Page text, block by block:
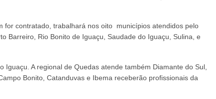
for contratado, trabalhará nos oito municípios atendidos pelo
Barreiro, Rio Bonito de Iguaçu, Saudade do Iguaçu, Sulina, e
A regional de Quedas atende também Diamante do Sul,
Bonito, Catanduvas e Ibema receberão profissionais da